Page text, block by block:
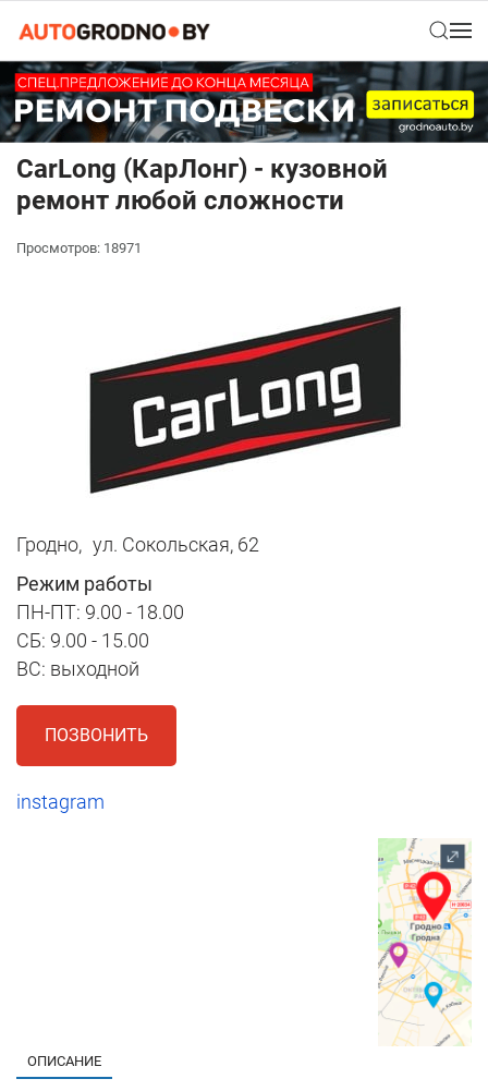
CarLong (КарЛонг) - кузовной
ремонт любой сложности
Просмотров: 18971
Гродно, ул. Сокольская, 62
Режим работы
ПН-ПТ: 9.00 - 18.00
СБ: 9.00 - 15.00
ВС: выходной
ПОЗВОНИТЬ
instagram
ОПИСАНИЕ